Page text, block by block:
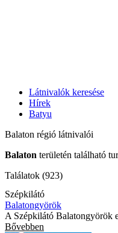
Látnivalók keresése
Hírek
Batyu
Balaton régió látnivalói
Balaton területén található
Találatok (923)
Szépkilátó
Balatongyörök
A Szépkilátó Balatongyörök
Bővebben